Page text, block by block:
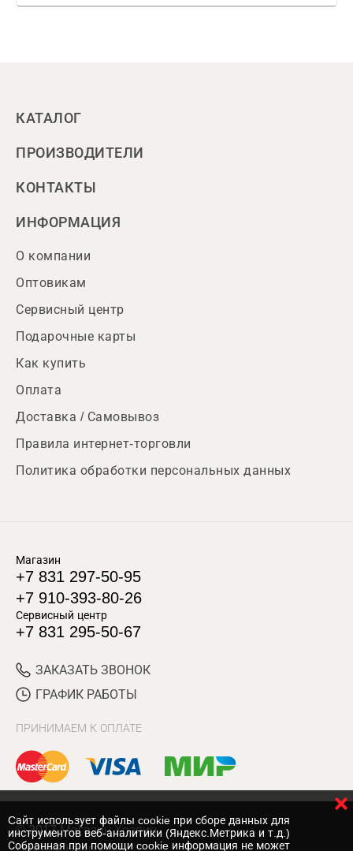
КАТАЛОГ
ПРОИЗВОДИТЕЛИ
КОНТАКТЫ
ИНФОРМАЦИЯ
О компании
Оптовикам
Сервисный центр
Подарочные карты
Как купить
Оплата
Доставка / Самовывоз
Правила интернет-торговли
Политика обработки персональных данных
Магазин
+7 831 297-50-95
+7 910-393-80-26
Сервисный центр
+7 831 295-50-67
ЗАКАЗАТЬ ЗВОНОК
ГРАФИК РАБОТЫ
ПРИНИМАЕМ К ОПЛАТЕ
© 2017 Магазин Хозяин
Cайт использует файлы cookie при сборе данных для
инструментов веб-аналитики (Яндекс.Метрика и т.д.)
Собранная при помощи cookie информация не может